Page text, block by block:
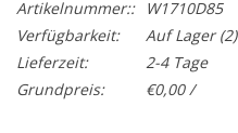
Artikelnummer::
W1710D85
Verfügbarkeit:
Auf Lager(2)
Lieferzeit:
2-4 Tage
Grundpreis:
€0,00 /